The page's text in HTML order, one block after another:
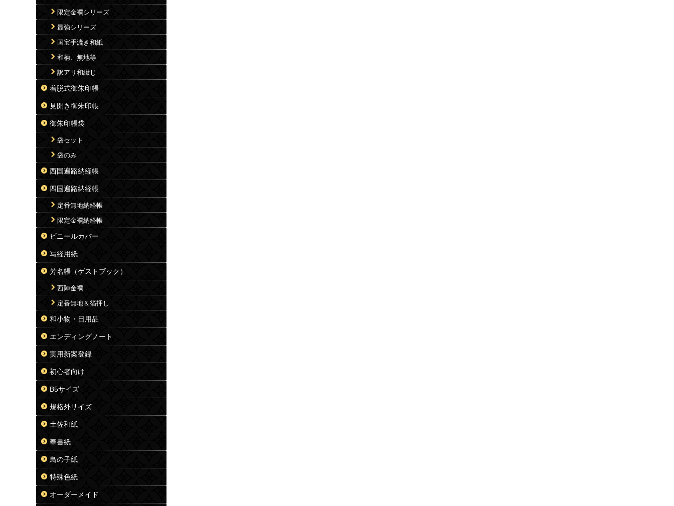
限定金襴シリーズ
最強シリーズ
国宝手漉き和紙
和柄、無地等
訳アリ和綴じ
着脱式御朱印帳
見開き御朱印帳
御朱印帳袋
袋セット
袋のみ
西国遍路納経帳
四国遍路納経帳
定番無地納経帳
限定金襴納経帳
ビニールカバー
写経用紙
芳名帳（ゲストブック）
西陣金襴
定番無地＆箔押し
和小物・日用品
エンディングノート
実用新案登録
初心者向け
B5サイズ
規格外サイズ
土佐和紙
奉書紙
鳥の子紙
特殊色紙
オーダーメイド